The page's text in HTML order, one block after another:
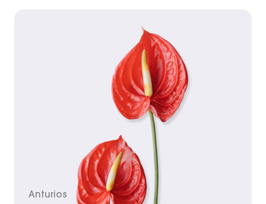
Anturios